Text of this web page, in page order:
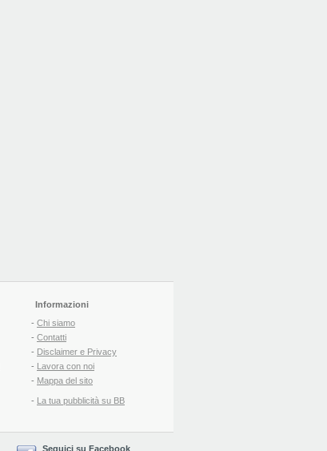
Informazioni
- Chi siamo
- Contatti
- Disclaimer e Privacy
- Lavora con noi
- Mappa del sito
- La tua pubblicità su BB
Seguici su Facebook